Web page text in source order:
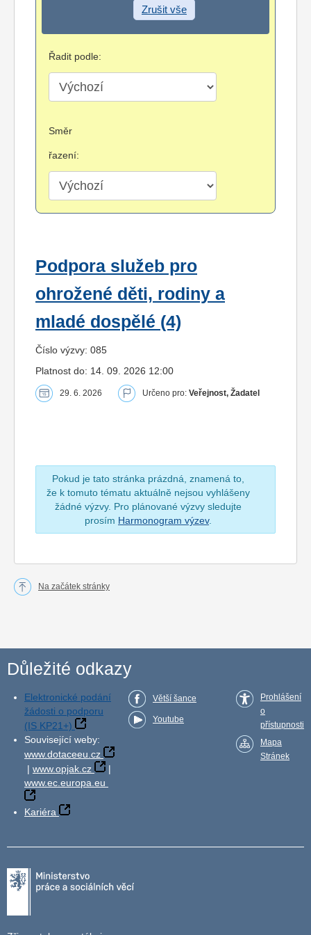
Zrušit vše
Řadit podle:
Směr
řazení:
Podpora služeb pro
ohrožené děti, rodiny a
mladé dospělé (4)
Číslo výzvy: 085
Platnost do: 14. 09. 2026 12:00
29. 6. 2026 Určeno pro: Veřejnost, Žadatel
Pokud je tato stránka prázdná, znamená to,
že k tomuto tématu aktuálně nejsou vyhlášeny
žádné výzvy. Pro plánované výzvy sledujte
prosím Harmonogram výzev.
Na začátek stránky
Důležité odkazy
Elektronické podání
žádosti o podporu
(IS KP21+)
Související weby:
www.dotaceeu.cz
| www.opjak.cz
|
www.ec.europa.eu
Kariéra
Větší šance
Youtube
Prohlášení
o
přístupnosti
Mapa
Stránek